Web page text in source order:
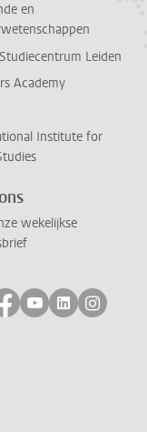
en
Leiden
Academy
Institute for
wekelijkse
ons op bluesky
Volg ons op
Volg ons op
Volg ons
Volg
ons op mastodon